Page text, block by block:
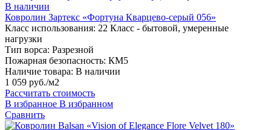
В наличии
Ковролин Зартекс «Фортуна Кварцево-серый 056»
Класс использования: 22 Класс - бытовой, умеренные
нагрузки
Тип ворса: Разрезной
Пожарная безопасность: КМ5
Наличие товара: В наличии
1 059 руб./м2
Рассчитать стоимость
В избранное В избранном
Сравнить